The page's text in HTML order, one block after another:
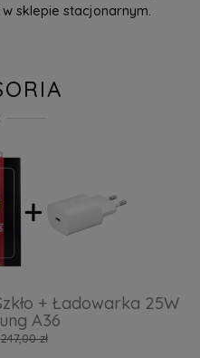
sklepie stacjonarnym.
+ Ładowarka 25W
A36
247,00 zł